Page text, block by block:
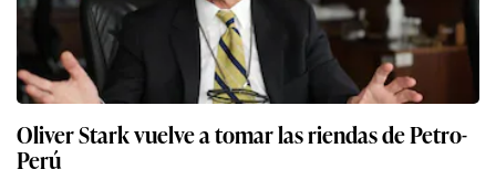
Oliver Stark vuelve a tomar las riendas de Petro-
Perú